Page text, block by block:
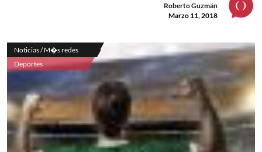
Roberto Guzmán
Marzo 11, 2018
Noticias / M�s redes
Deportes